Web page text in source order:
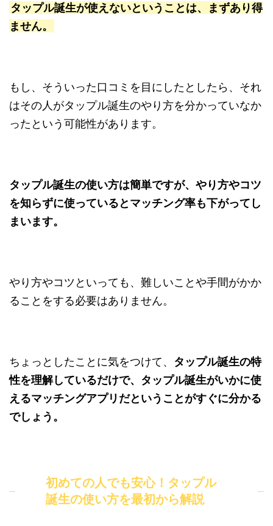
タップル誕生が使えないということは、まずあり得
ません。
もし、そういった口コミを目にしたとしたら、それ
はその人がタップル誕生のやり方を分かっていなか
ったという可能性があります。
タップル誕生の使い方は簡単ですが、やり方やコツ
を知らずに使っているとマッチング率も下がってし
まいます。
やり方やコツといっても、難しいことや手間がかか
ることをする必要はありません。
ちょっとしたことに気をつけて、 タップル誕生の特
性を理解しているだけで、タップル誕生がいかに使
えるマッチングアプリだということがすぐに分かる
でしょう。
初めての人でも安心！タップル
誕生の使い方を最初から解説